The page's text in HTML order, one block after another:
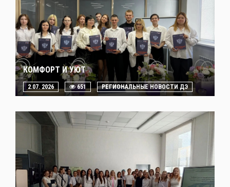
КОМФОРТ И УЮТ
2.07. 2026 651 РЕГИОНАЛЬНЫЕ НОВОСТИ ДЭ